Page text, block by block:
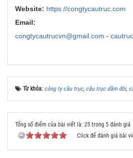
Website: https://congtycautruc.com
Email:
congtycautrucvn@gmail.com -
Từ khóa: công ty cầu trục, cầu trục dầm đôi,
Tổng số điểm của bài viết là: 25 trong 5 đánh giá
Click để đánh giá bài